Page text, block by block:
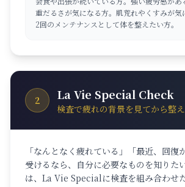
重だるさが気になる方。肌荒れやくすみが気
2回のメンテナンスとして体を整えたい方。
2 La Vie Special Check
検査で疲れの背景を見てから整
「なんとなく疲れている」「最近、回復
受けるなら、自分に必要なものを知りた
は、La Vie Specialに検査を組み合わせ